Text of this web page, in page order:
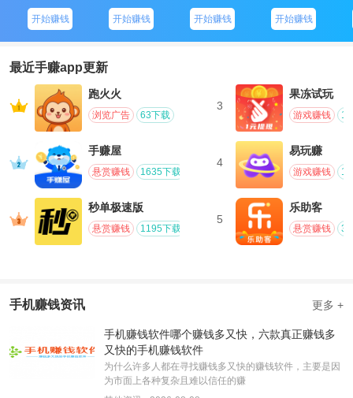
开始赚钱 开始赚钱 开始赚钱 开始赚钱
最近手赚app更新
跑火火
浏览广告 63下载
手赚屋
悬赏赚钱 1635下载
秒单极速版
悬赏赚钱 1195下载
3
果冻试玩
游戏赚钱
4
易玩赚
游戏赚钱
5
乐助客
悬赏赚钱
手机赚钱资讯 更多 +
手机赚钱软件哪个赚钱多又快，六款真正赚钱多
又快的手机赚钱软件
为什么许多人都在寻找赚钱多又快的赚钱软件，主要是因
为市面上各种复杂且难以信任的赚